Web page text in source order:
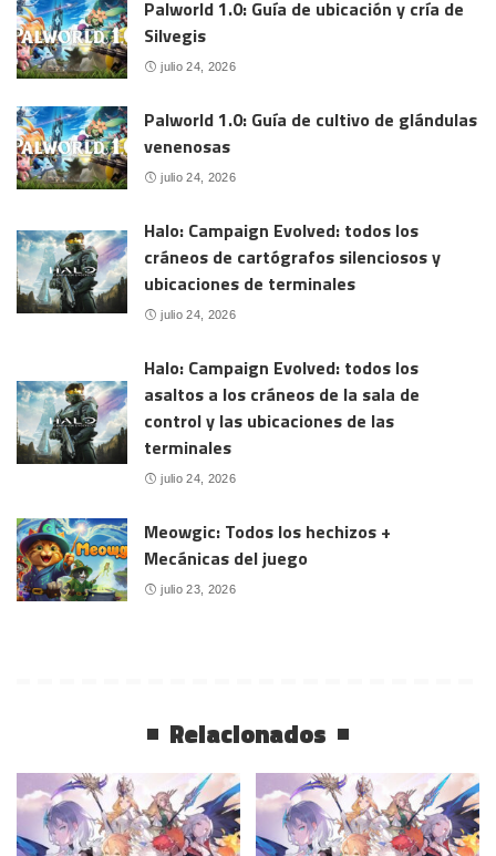
Palworld 1.0: Guía de ubicación y cría de
Silvegis
julio 24, 2026
Palworld 1.0: Guía de cultivo de glándulas
venenosas
julio 24, 2026
Halo: Campaign Evolved: todos los
cráneos de cartógrafos silenciosos y
ubicaciones de terminales
julio 24, 2026
Halo: Campaign Evolved: todos los
asaltos a los cráneos de la sala de
control y las ubicaciones de las
terminales
julio 24, 2026
Meowgic: Todos los hechizos +
Mecánicas del juego
julio 23, 2026
Relacionados